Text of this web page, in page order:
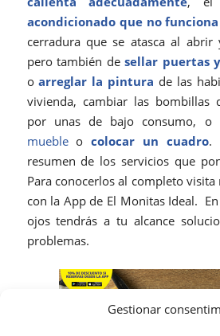
Gestionar
acondicionado que no funciona
cerradura que se atasca al
pero también desellar puertas
oarreglar la pintura de las
vivienda, cambiar las bombillas
por unas de bajo consumo, o
muebleocolocar un cuadro.
resumen de los servicios que
Para conocerlos al completo
con la App de El Monitas Ideal.
ojos tendrás a tu alcance
problemas.